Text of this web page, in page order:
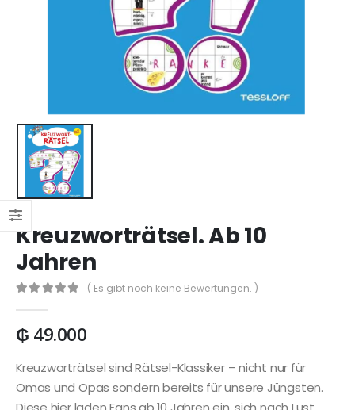
Kreuzworträtsel. Ab 10
Jahren
( Es gibt noch keine Bewertungen. )
₲ 49.000
Kreuzworträtsel sind Rätsel-Klassiker – nicht nur für
Omas und Opas sondern bereits für unsere Jüngsten.